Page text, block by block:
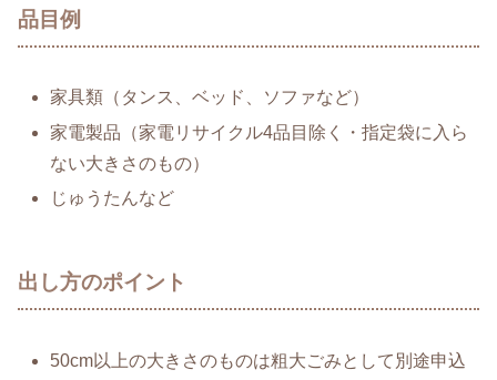
品目例
家具類（タンス、ベッド、ソファなど）
家電製品（家電リサイクル4品目除く・指定袋に入ら
ない大きさのもの）
じゅうたんなど
出し方のポイント
50cm以上の大きさのものは粗大ごみとして別途申込